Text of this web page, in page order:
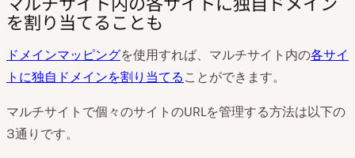
を割り当てることも
ドメインマッピングを使用すれば、マルチサイト内の各サイ
トに独自ドメインを割り当てることができます。
マルチサイトで個々のサイトのURLを管理する方法は以下の
3通りです。